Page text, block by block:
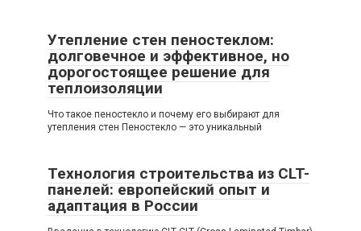
Утепление стен пеностеклом:
долговечное и эффективное, но
дорогостоящее решение для
теплоизоляции
Что такое пеностекло и почему его выбирают для
утепления стен Пеностекло — это уникальный
Технология строительства из CLT-
панелей: европейский опыт и
адаптация в России